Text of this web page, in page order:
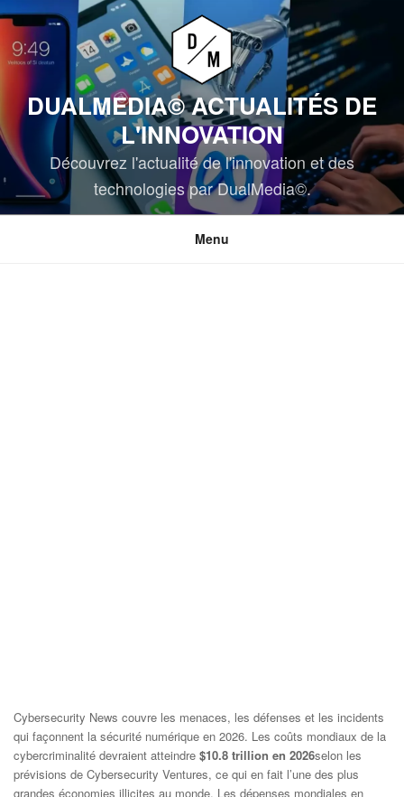
Aller
au
contenu
DUALMEDIA© ACTUALITÉS DE
L'INNOVATION
Découvrez l'actualité de l'innovation et des
technologies par DualMedia©.
Menu
Cybersecurity News couvre les menaces, les défenses et les incidents
qui façonnent la sécurité numérique en 2026. Les coûts mondiaux de la
cybercriminalité devraient atteindre $10.8 trillion en 2026selon les
prévisions de Cybersecurity Ventures, ce qui en fait l’une des plus
grandes économies illicites au monde. Les dépenses mondiales en